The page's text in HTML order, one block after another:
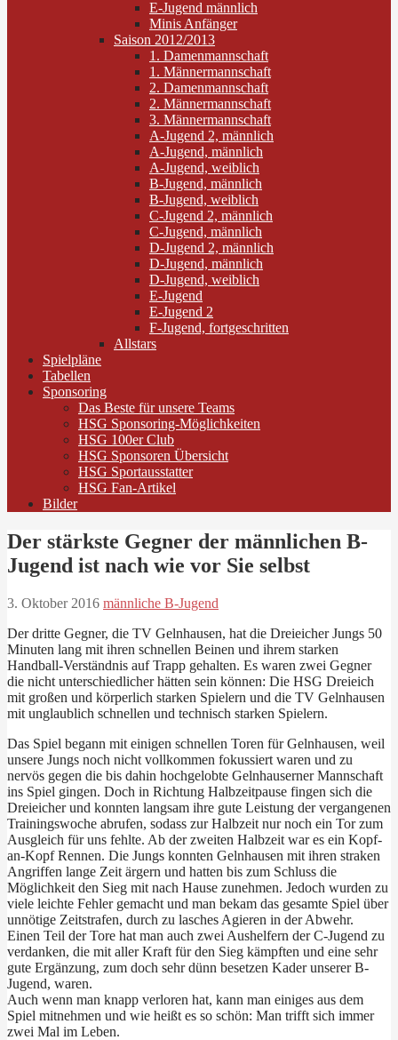
E-Jugend männlich
Minis Anfänger
Saison 2012/2013
1. Damenmannschaft
1. Männermannschaft
2. Damenmannschaft
2. Männermannschaft
3. Männermannschaft
A-Jugend 2, männlich
A-Jugend, männlich
A-Jugend, weiblich
B-Jugend, männlich
B-Jugend, weiblich
C-Jugend 2, männlich
C-Jugend, männlich
D-Jugend 2, männlich
D-Jugend, männlich
D-Jugend, weiblich
E-Jugend
E-Jugend 2
F-Jugend, fortgeschritten
Allstars
Spielpläne
Tabellen
Sponsoring
Das Beste für unsere Teams
HSG Sponsoring-Möglichkeiten
HSG 100er Club
HSG Sponsoren Übersicht
HSG Sportausstatter
HSG Fan-Artikel
Bilder
Der stärkste Gegner der männlichen B-
Jugend ist nach wie vor Sie selbst
3. Oktober 2016 männliche B-Jugend
Der dritte Gegner, die TV Gelnhausen, hat die Dreieicher Jungs 50
Minuten lang mit ihren schnellen Beinen und ihrem starken
Handball-Verständnis auf Trapp gehalten. Es waren zwei Gegner
die nicht unterschiedlicher hätten sein können: Die HSG Dreieich
mit großen und körperlich starken Spielern und die TV Gelnhausen
mit unglaublich schnellen und technisch starken Spielern.
Das Spiel begann mit einigen schnellen Toren für Gelnhausen, weil
unsere Jungs noch nicht vollkommen fokussiert waren und zu
nervös gegen die bis dahin hochgelobte Gelnhauserner Mannschaft
ins Spiel gingen. Doch in Richtung Halbzeitpause fingen sich die
Dreieicher und konnten langsam ihre gute Leistung der vergangenen
Trainingswoche abrufen, sodass zur Halbzeit nur noch ein Tor zum
Ausgleich für uns fehlte. Ab der zweiten Halbzeit war es ein Kopf-
an-Kopf Rennen. Die Jungs konnten Gelnhausen mit ihren straken
Angriffen lange Zeit ärgern und hatten bis zum Schluss die
Möglichkeit den Sieg mit nach Hause zunehmen. Jedoch wurden zu
viele leichte Fehler gemacht und man bekam das gesamte Spiel über
unnötige Zeitstrafen, durch zu lasches Agieren in der Abwehr.
Einen Teil der Tore hat man auch zwei Aushelfern der C-Jugend zu
verdanken, die mit aller Kraft für den Sieg kämpften und eine sehr
gute Ergänzung, zum doch sehr dünn besetzen Kader unserer B-
Jugend, waren.
Auch wenn man knapp verloren hat, kann man einiges aus dem
Spiel mitnehmen und wie heißt es so schön: Man trifft sich immer
zwei Mal im Leben.